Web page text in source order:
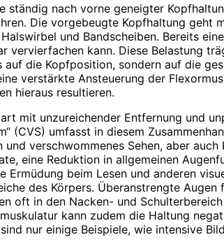
ständig nach vorne geneigter
Die vorgebeugte Kopfhaltung geht
und Bandscheiben. Bereits
vervierfachen kann. Diese Belastung
die Kopfposition, sondern auf die
verstärkte Ansteuerung der
hieraus resultieren.
mit unzureichender Entfernung und
(CVS) umfasst in diesem
verschwommenes Sehen, aber
eine Reduktion in allgemeinen
beim Lesen und anderen
des Körpers. Überanstrengte
oft in den Nacken- und
kann zudem die Haltung
nur einige Beispiele, wie intensive